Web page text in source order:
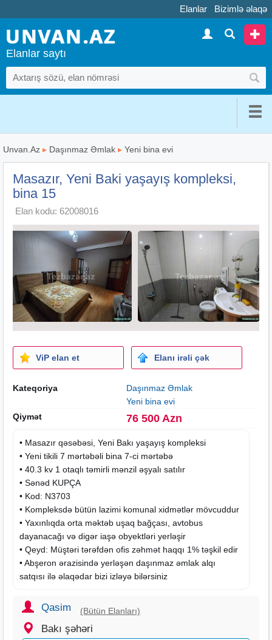
Elanlar Bizimlə əlaqə
Elanlar saytı
Unvan.Az ▸ Daşınmaz Əmlak ▸ Yeni bina evi
Masazır, Yeni Baki yaşayış kompleksi,
bina 15
Elan kodu: 62008016
ViP elan et Elanı irəli çək
Kateqoriya
Daşınmaz Əmlak
Yeni bina evi
Qiymət
76 500 Azn
• Masazır qəsəbəsi, Yeni Bakı yaşayış kompleksi
• Yeni tikili 7 mərtəbəli bina 7-ci mərtəbə
• 40.3 kv 1 otaqlı təmirli mənzil əşyalı satılır
• Sənəd KUPÇA
• Kod: N3703
• Kompleksdə bütün lazimi komunal xidmətlər mövcuddur
• Yaxınlıqda orta məktəb uşaq bağçası, avtobus
dayanacağı və digər iaşə obyektləri yerləşir
• Qeyd: Müştəri tərəfdən ofis zəhmət haqqı 1% təşkil edir
• Abşeron ərazisində yerləşən daşınmaz əmlak alqı
satqısı ilə əlaqədar bizi izləyə bilərsiniz
Qasim (Bütün Elanları)
Bakı şəhəri